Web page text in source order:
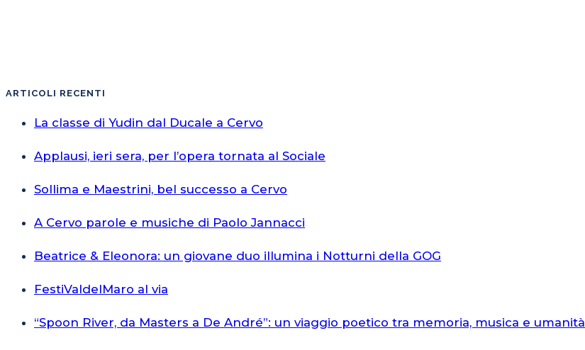
ARTICOLI RECENTI
La classe di Yudin dal Ducale a Cervo
Applausi, ieri sera, per l’opera tornata al Sociale
Sollima e Maestrini, bel successo a Cervo
A Cervo parole e musiche di Paolo Jannacci
Beatrice & Eleonora: un giovane duo illumina i Notturni della GOG
FestiValdelMaro al via
“Spoon River, da Masters a De André”: un viaggio poetico tra memoria, musica e umanità